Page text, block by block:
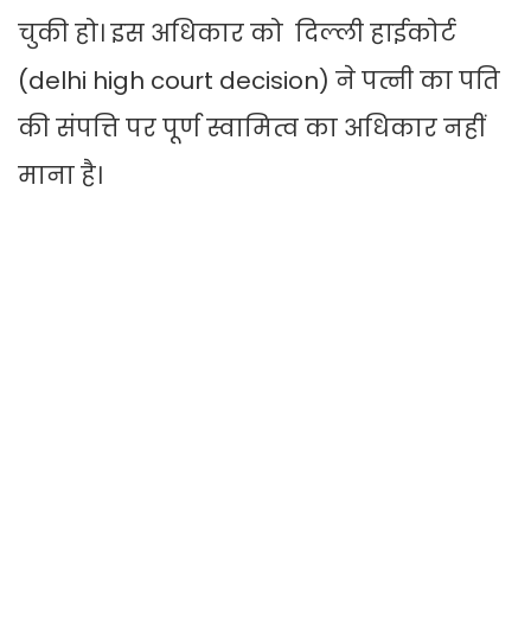
चुकी हो। इस अधिकार को दिल्ली हाईकोर्ट
(delhi high court decision) ने पत्नी का पति
की संपत्ति पर पूर्ण स्वामित्व का अधिकार नहीं
माना है।